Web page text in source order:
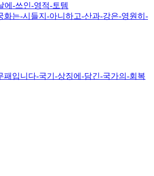
에-쓰인-영적-토템
화는-시들지-아니하고-산과-강은-영원히-